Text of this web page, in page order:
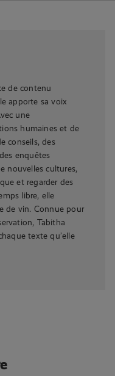
de contenu
apporte sa voix
une
humaines et de
conseils, des
enquêtes
nouvelles cultures,
et regarder des
libre, elle
de vin. Connue pour
Tabitha
texte qu’elle